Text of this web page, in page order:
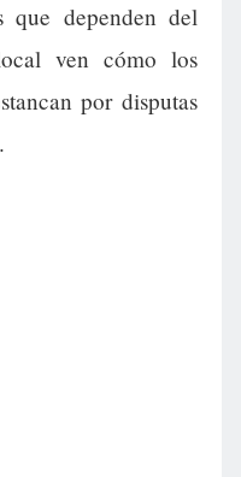
que dependen del
ven cómo los
por disputas